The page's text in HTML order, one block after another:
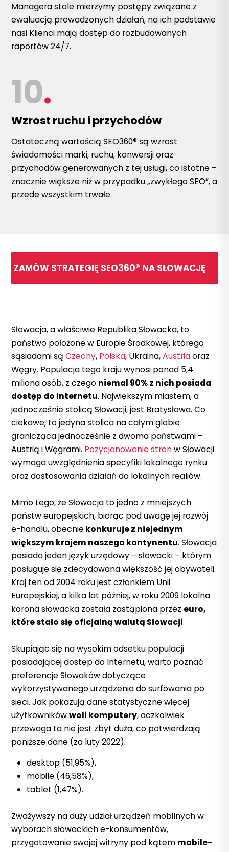
Managera stale mierzymy postępy związane z
ewaluacją prowadzonych działań, na ich podstawie
nasi Klienci mają dostęp do rozbudowanych
raportów 24/7.
10.
Wzrost ruchu i przychodów
Ostateczną wartością SEO360® są wzrost
świadomości marki, ruchu, konwersji oraz
przychodów generowanych z tej usługi, co istotne –
znacznie większe niż w przypadku „zwykłego SEO”, a
przede wszystkim trwałe.
ZAMÓW STRATEGIĘ SEO360® NA SŁOWACJĘ
Słowacja, a właściwie Republika Słowacka, to
państwo położone w Europie Środkowej, którego
sąsiadami sąCzechy, Polska, Ukraina,Austriaoraz
Węgry. Populacja tego kraju wynosi ponad 5,4
miliona osób, z czego niemal 90% z nich posiada
dostęp do Internetu. Największym miastem, a
jednocześnie stolicą Słowacji, jest Bratysława. Co
ciekawe, to jedyna stolica na całym globie
granicząca jednocześnie z dwoma państwami –
Austrią i Węgrami. Pozycjonowanie stronw Słowacji
wymaga uwzględnienia specyfiki lokalnego rynku
oraz dostosowania działań do lokalnych realiów.
Mimo tego, że Słowacja to jedno z mniejszych
państw europejskich, biorąc pod uwagę jej rozwój
e-handlu, obecniekonkuruje z niejednym
większym krajem naszego kontynentu. Słowacja
posiada jeden język urzędowy – słowacki – którym
posługuje się zdecydowana większość jej obywateli.
Kraj ten od 2004 roku jest członkiem Unii
Europejskiej, a kilka lat później, w roku 2009 lokalna
korona słowacka została zastąpiona przez euro,
które stało się oficjalną walutą Słowacji.
Skupiając się na wysokim odsetku populacji
posiadającej dostęp do Internetu, warto poznać
preferencje Słowaków dotyczące
wykorzystywanego urządzenia do surfowania po
sieci. Jak pokazują dane statystyczne więcej
użytkownikówwoli komputery, aczkolwiek
przewaga ta nie jest zbyt duża, co potwierdzają
poniższe dane (za luty 2022):
desktop (51,95%),
mobile (46,58%),
tablet (1,47%).
Zważywszy na duży udział urządzeń mobilnych w
wyborach słowackich e-konsumentów,
przygotowanie swojej witryny pod kątem mobile-